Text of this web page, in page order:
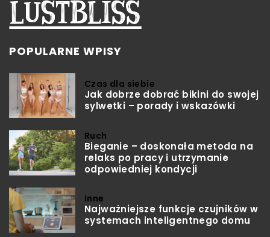
POPULARNE WPISY
Czas dla siebie
Jak dobrze dobrać bikini do swojej
sylwetki – porady i wskazówki
Ruch
Bieganie – doskonała metoda na
relaks po pracy i utrzymanie
odpowiedniej kondycji
Inne
Najważniejsze funkcje czujników w
systemach inteligentnego domu